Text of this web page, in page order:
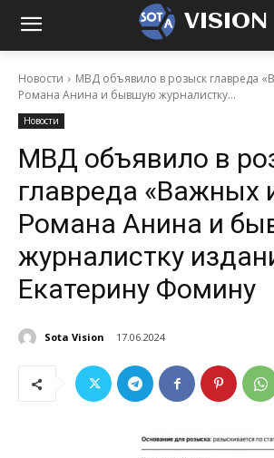
VISION
Новости
МВД объявило в розыск главреда
Романа Анина и бывшую журналистку...
Новости
МВД объявило в
главреда «Важных
Романа Анина и
журналистку
Екатерину Фомину
Sota Vision 17.06.2024